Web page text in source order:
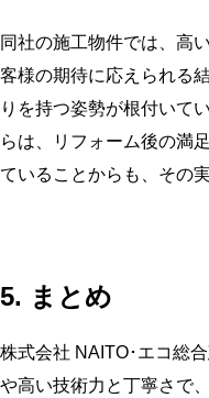
同社の施工物件では、高
客様の期待に応えられる
りを持つ姿勢が根付いて
らは、リフォーム後の満
ていることからも、その
5. まとめ
株式会社 NAITO･エコ総
や高い技術力と丁寧さで